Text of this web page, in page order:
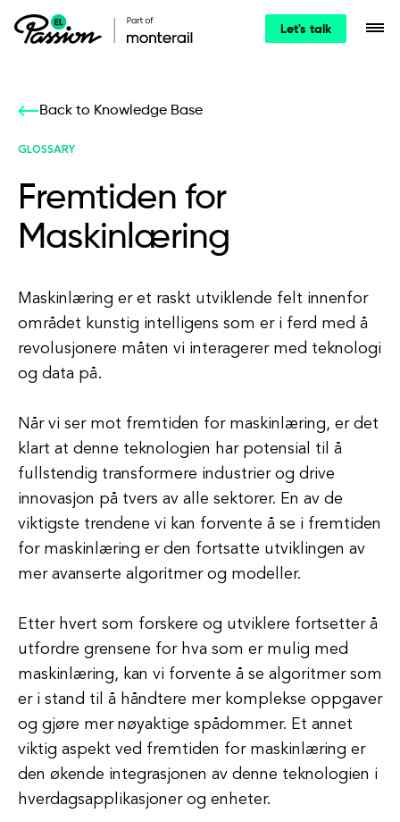
Let's talk
Back to Knowledge Base
GLOSSARY
Fremtiden for
Maskinlæring
Maskinlæring er et raskt utviklende felt innenfor
området kunstig intelligens som er i ferd med å
revolusjonere måten vi interagerer med teknologi
og data på.
Når vi ser mot fremtiden for maskinlæring, er det
klart at denne teknologien har potensial til å
fullstendig transformere industrier og drive
innovasjon på tvers av alle sektorer. En av de
viktigste trendene vi kan forvente å se i fremtiden
for maskinlæring er den fortsatte utviklingen av
mer avanserte algoritmer og modeller.
Etter hvert som forskere og utviklere fortsetter å
utfordre grensene for hva som er mulig med
maskinlæring, kan vi forvente å se algoritmer som
er i stand til å håndtere mer komplekse oppgaver
og gjøre mer nøyaktige spådommer. Et annet
viktig aspekt ved fremtiden for maskinlæring er
den økende integrasjonen av denne teknologien i
hverdagsapplikasjoner og enheter.